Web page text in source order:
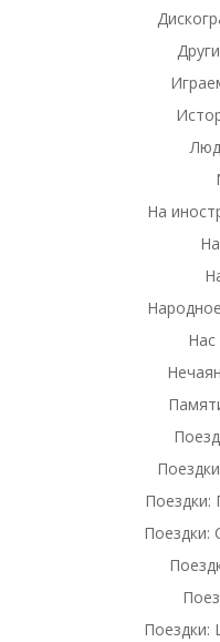
На
Нас
Поездки:
Поездки:
Поездки: